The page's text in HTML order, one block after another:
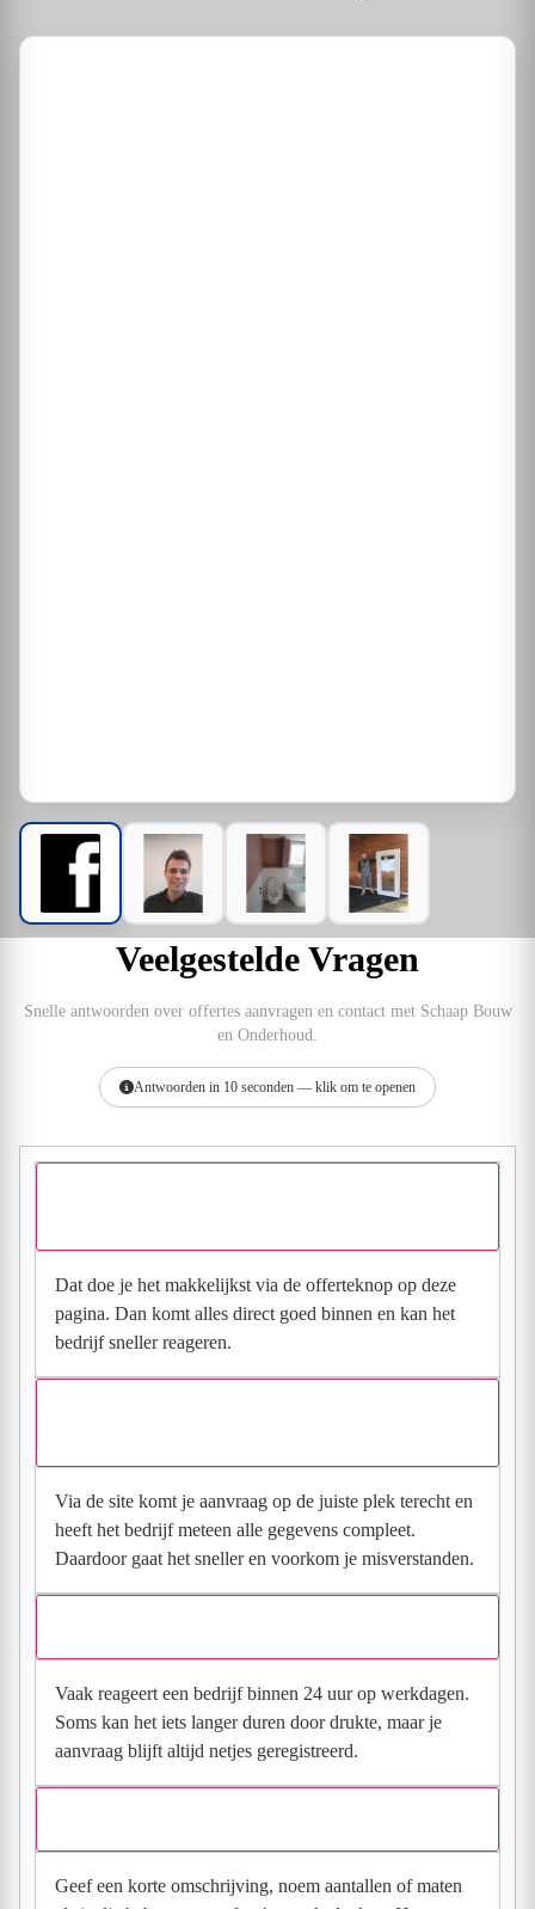
Veelgestelde Vragen
Snelle antwoorden over offertes aanvragen en contact met Schaap Bouw
en Onderhoud.
Antwoorden in 10 seconden — klik om te openen
Dat doe je het makkelijkst via de offerteknop op deze
pagina. Dan komt alles direct goed binnen en kan het
bedrijf sneller reageren.
Via de site komt je aanvraag op de juiste plek terecht en
heeft het bedrijf meteen alle gegevens compleet.
Daardoor gaat het sneller en voorkom je misverstanden.
Vaak reageert een bedrijf binnen 24 uur op werkdagen.
Soms kan het iets langer duren door drukte, maar je
aanvraag blijft altijd netjes geregistreerd.
Geef een korte omschrijving, noem aantallen of maten